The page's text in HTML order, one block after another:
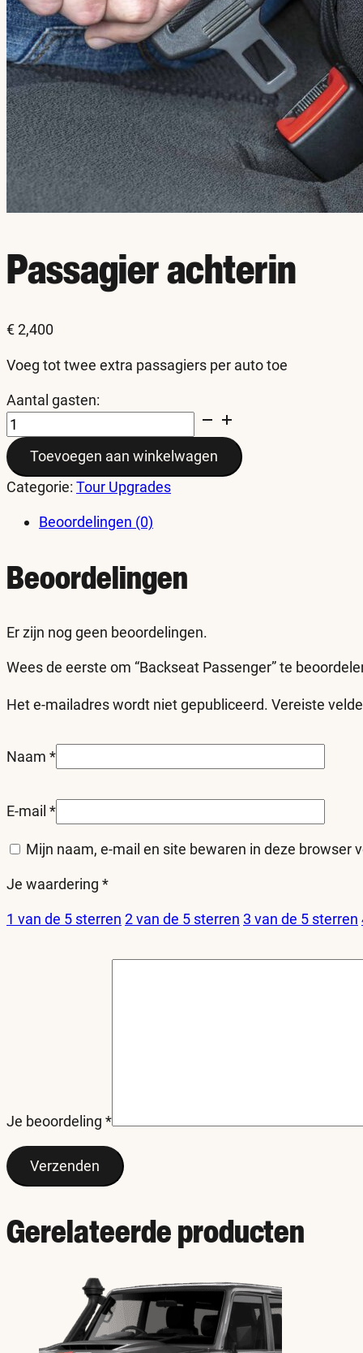
Passagier achterin
€2,400
Voeg tot twee extra passagiers per auto toe
Aantal gasten:
Backseat
Passenger
aantalToevoegen aan winkelwagen
Categorie: Tour Upgrades
Beoordelingen (0)
Beoordelingen
Er zijn nog geen beoordelingen.
Wees de eerste om “Backseat Passenger” te
Het e-mailadres wordt niet gepubliceerd. Vereiste
Naam *
E-mail *
Mijn naam, e-mail en site bewaren in deze browser
Je waardering *
1 van de 5 sterren 2 van de 5 sterren 3 van de 5 sterren
Je beoordeling *
Gerelateerde producten